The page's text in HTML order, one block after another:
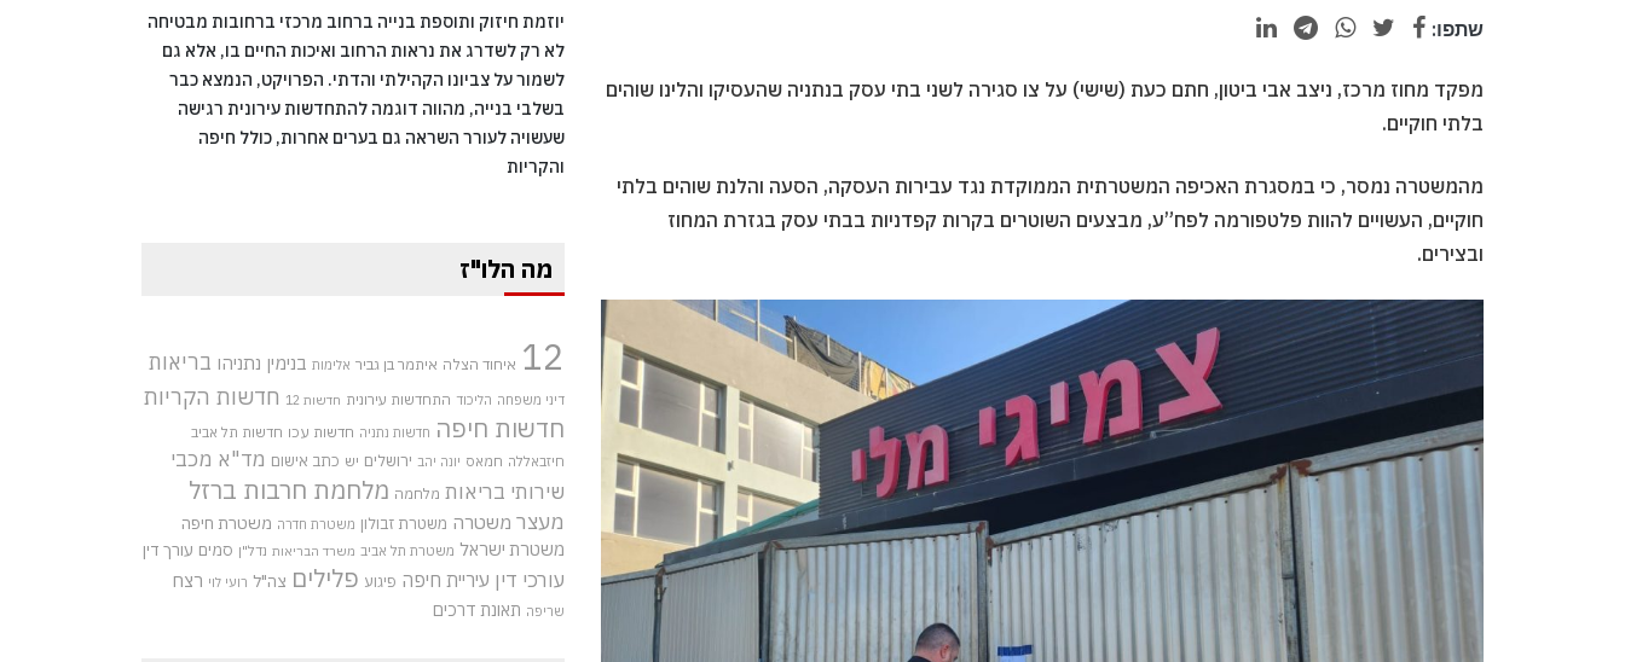
שתפו:
מפקד מחוז מרכז, ניצב אבי ביטון, חתם כעת (שישי) על צו סגירה לשני בתי עסק בנתניה שהעסיקו והלינו שוהים
בלתי חוקיים.
מהמשטרה נמסר, כי במסגרת האכיפה המשטרתית הממוקדת נגד עבירות העסקה, הסעה והלנת שוהים בלתי
חוקיים, העשויים להוות פלטפורמה לפח”ע, מבצעים השוטרים בקרות קפדניות בבתי עסק בגזרת המחוז
ובצירים.
יוזמת חיזוק ותוספת בנייה ברחוב מרכזי ברחובות מבטיחה
לא רק לשדרג את נראות הרחוב ואיכות החיים בו, אלא גם
לשמור על צביונו הקהילתי והדתי. הפרויקט, הנמצא כבר
בשלבי בנייה, מהווה דוגמה להתחדשות עירונית רגישה
שעשויה לעורר השראה גם בערים אחרות, כולל חיפה
והקריות
מה הלו"ז
12 איחוד הצלה איתמר בן גביר אלימות בנימין נתניהו בריאות
דיני משפחה הליכוד התחדשות עירונית חדשות 12 חדשות הקריות
חדשות חיפה חדשות נתניה חדשות עכו חדשות תל אביב
חיזבאללה חמאס יונה יהב ירושלים יש כתב אישום מד"א מכבי
שירותי בריאות מלחמה מלחמת חרבות ברזל
מעצר משטרה משטרת זבולון משטרת חדרה משטרת חיפה
משטרת ישראל משטרת תל אביב משרד הבריאות נדל"ן סמים עורך דין
עורכי דין עיריית חיפה פיגוע פלילים צה"ל רועי לוי רצח
שריפה תאונת דרכים